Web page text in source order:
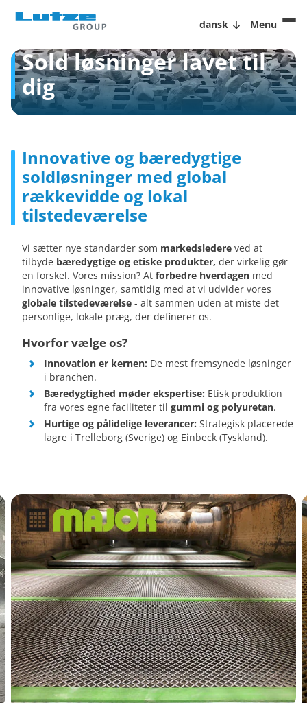
dansk Menu
Sold løsninger lavet til
dig
Innovative og bæredygtige
soldløsninger med global
rækkevidde og lokal
tilstedeværelse
Vi sætter nye standarder som markedsledere ved at
tilbyde bæredygtige og etiske produkter, der virkelig gør
en forskel. Vores mission? At forbedre hverdagen med
innovative løsninger, samtidig med at vi udvider vores
globale tilstedeværelse - alt sammen uden at miste det
personlige, lokale præg, der definerer os.
Hvorfor vælge os?
Innovation er kernen: De mest fremsynede løsninger
i branchen.
Bæredygtighed møder ekspertise: Etisk produktion
fra vores egne faciliteter til gummi og polyuretan.
Hurtige og pålidelige leverancer: Strategisk placerede
lagre i Trelleborg (Sverige) og Einbeck (Tyskland).